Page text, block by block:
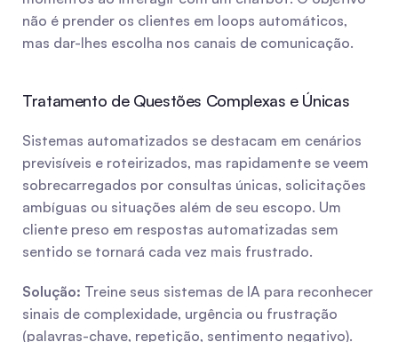
não é prender os clientes em loops automáticos,
mas dar-lhes escolha nos canais de comunicação.
Tratamento de Questões Complexas e Únicas
Sistemas automatizados se destacam em cenários
previsíveis e roteirizados, mas rapidamente se veem
sobrecarregados por consultas únicas, solicitações
ambíguas ou situações além de seu escopo. Um
cliente preso em respostas automatizadas sem
sentido se tornará cada vez mais frustrado.
Solução: Treine seus sistemas de IA para reconhecer
sinais de complexidade, urgência ou frustração
(palavras-chave, repetição, sentimento negativo).